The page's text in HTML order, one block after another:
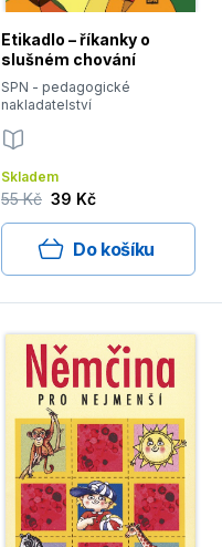
Etikadlo – říkanky o
slušném chování
SPN - pedagogické
nakladatelství
Skladem
55 Kč 39 Kč
Do košíku